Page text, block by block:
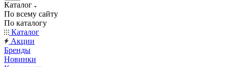
Каталог
По всему сайту
По каталогу
Каталог
Акции
Бренды
Новинки